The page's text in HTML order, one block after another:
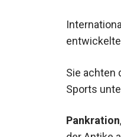
Sie achten
Sports
Pankration
in der